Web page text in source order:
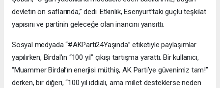
devletin ön saflarında,” dedi. Etkinlik, Esenyurt’taki güçlü teşkilat
yapısını ve partinin geleceğe olan inancını yansıttı.
Sosyal medyada “#AKParti24Yaşında” etiketiyle paylaşımlar
yapılırken, Birdal’ın “100 yıl” çıkışı tartışma yarattı. Bir kullanıcı,
“Muammer Birdal’ın enerjisi müthiş, AK Parti’ye güvenimiz tam!”
derken, bir diğeri, “100 yıl iddialı, ama millet desteklerse neden